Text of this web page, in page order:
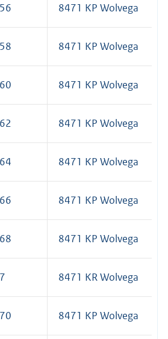
8471 KP Wolvega
8471 KP Wolvega
8471 KP Wolvega
8471 KP Wolvega
8471 KP Wolvega
8471 KP Wolvega
8471 KP Wolvega
8471 KR Wolvega
8471 KP Wolvega